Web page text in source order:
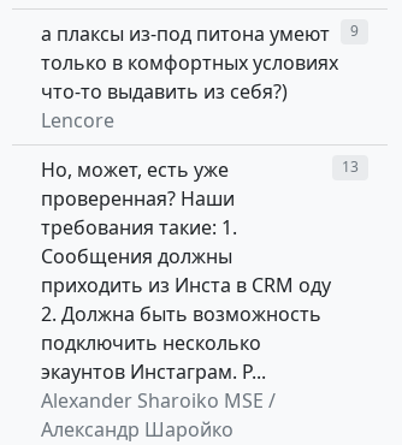
а плаксы из-под питона умеют
только в комфортных условиях
что-то выдавить из себя?)
Lencore
9
Но, может, есть уже
проверенная? Наши
требования такие: 1.
Сообщения должны
приходить из Инста в CRM оду
2. Должна быть возможность
подключить несколько
экаунтов Инстаграм. Р...
Alexander Sharoiko MSE /
Александр Шаройко
13